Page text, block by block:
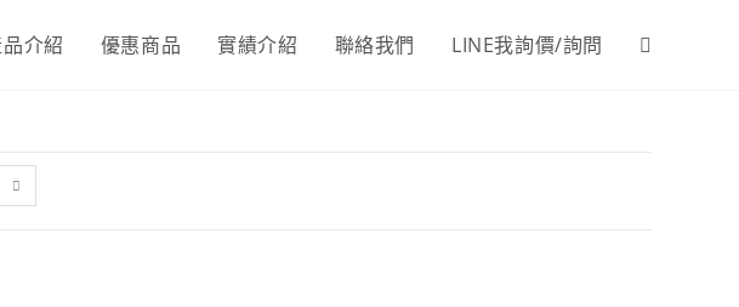
介紹 優惠商品 實績介紹 聯絡我們 LINE我詢價/詢問 Toggle